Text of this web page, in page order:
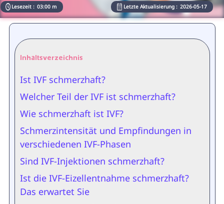
Lesezeit : 03:00 m Letzte Aktualisierung : 2026-05-17
Inhaltsverzeichnis
Ist IVF schmerzhaft?
Welcher Teil der IVF ist schmerzhaft?
Wie schmerzhaft ist IVF?
Schmerzintensität und Empfindungen in
verschiedenen IVF-Phasen
Sind IVF-Injektionen schmerzhaft?
Ist die IVF-Eizellentnahme schmerzhaft?
Das erwartet Sie